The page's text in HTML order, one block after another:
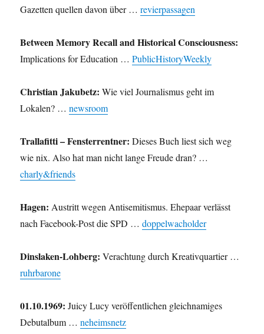
Gazetten quellen davon über …revierpassagen
Between Memory Recall and Historical Consciousness:
Implications for Education …PublicHistoryWeekly
Christian Jakubetz: Wie viel Journalismus geht im
Lokalen? …newsroom
Trallafitti – Fensterrentner: Dieses Buch liest sich weg
wie nix. Also hat man nicht lange Freude dran? …
charly&friends
Hagen: Austritt wegen Antisemitismus. Ehepaar verlässt
nach Facebook-Post die SPD …doppelwacholder
Dinslaken-Lohberg: Verachtung durch Kreativquartier …
ruhrbarone
01.10.1969: Juicy Lucy veröffentlichen gleichnamiges
Debutalbum …neheimsnetz